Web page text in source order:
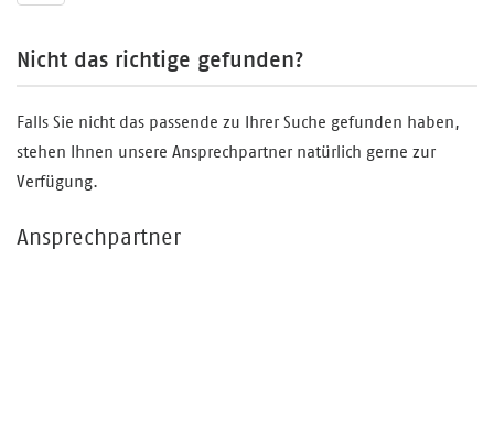
Nicht das richtige gefunden?
Falls Sie nicht das passende zu Ihrer Suche gefunden haben,
stehen Ihnen unsere Ansprechpartner natürlich gerne zur
Verfügung.
Ansprechpartner